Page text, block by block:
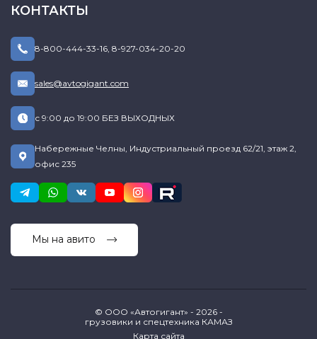
КОНТАКТЫ
8-800-444-33-16 8-927-034-20-20
sales@avtogigant.com
с 9:00 до 19:00 БЕЗ ВЫХОДНЫХ
Набережные Челны, Индустриальный проезд 62/21, этаж 2,
офис 235
Мы на авито
© ООО «Автогигант» - 2026 -
грузовики и спецтехника КАМАЗ
Карта сайта